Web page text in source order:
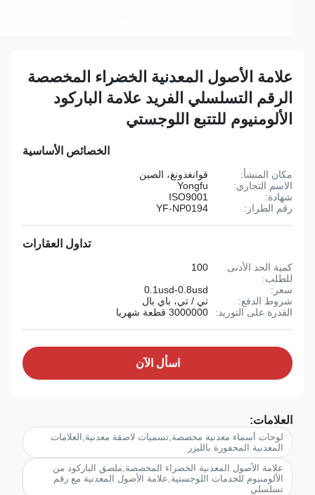
علامة الأصول المعدنية الخضراء المخصصة
الرقم التسلسلي الفريد علامة الباركود
الألومنيوم للتتبع اللوجستي
الخصائص الأساسية
مكان المنشأ:
قوانغدونغ، الصين
الاسم التجاري:
Yongfu
شهادة:
ISO9001
رقم الطراز:
YF-NP0194
تداول العقارات
كمية الحد الأدنى
للطلب:
100
0.1usd-0.8usd
شروط الدفع:
تي / تي، باي بال
القدرة على التوريد:
3000000 قطعة شهريا
اسأل الآن
العلامات:
لوحات أسماء معدنية مخصصة,تسميات لاصقة معدنية,العلامات
المعدنية المحفورة بالليزر
علامة الأصول المعدنية الخضراء المخصصة,ملصق الباركود من
الألومنيوم للخدمات اللوجستية,علامة الأصول المعدنية مع رقم
تسلسلي